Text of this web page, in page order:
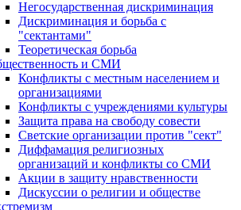
Негосударственная дискриминация
Дискриминация и борьба с
"сектантами"
Теоретическая борьба
и СМИ
Конфликты с местным населением и
организациями
Конфликты с учреждениями культуры
Защита права на свободу совести
Светские организации против "сект"
Диффамация религиозных
организаций и конфликты со СМИ
Акции в защиту нравственности
Дискуссии о религии и обществе